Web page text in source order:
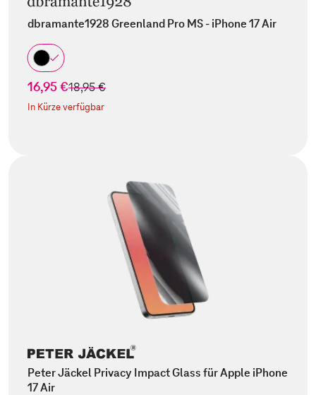
dbramante1928 Greenland Pro MS - iPhone 17 Air
16,95 €statt
18,95 €
In Kürze verfügbar
Peter Jäckel Privacy Impact Glass für Apple iPhone
17 Air